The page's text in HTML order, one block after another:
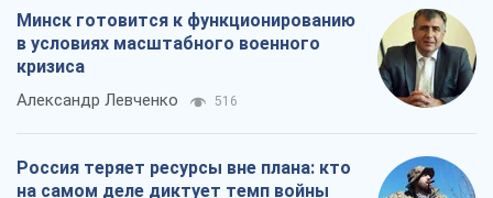
Минск готовится к функционированию
в условиях масштабного военного
кризиса
Александр Левченко 516
Россия теряет ресурсы вне плана: кто
на самом деле диктует темп войны